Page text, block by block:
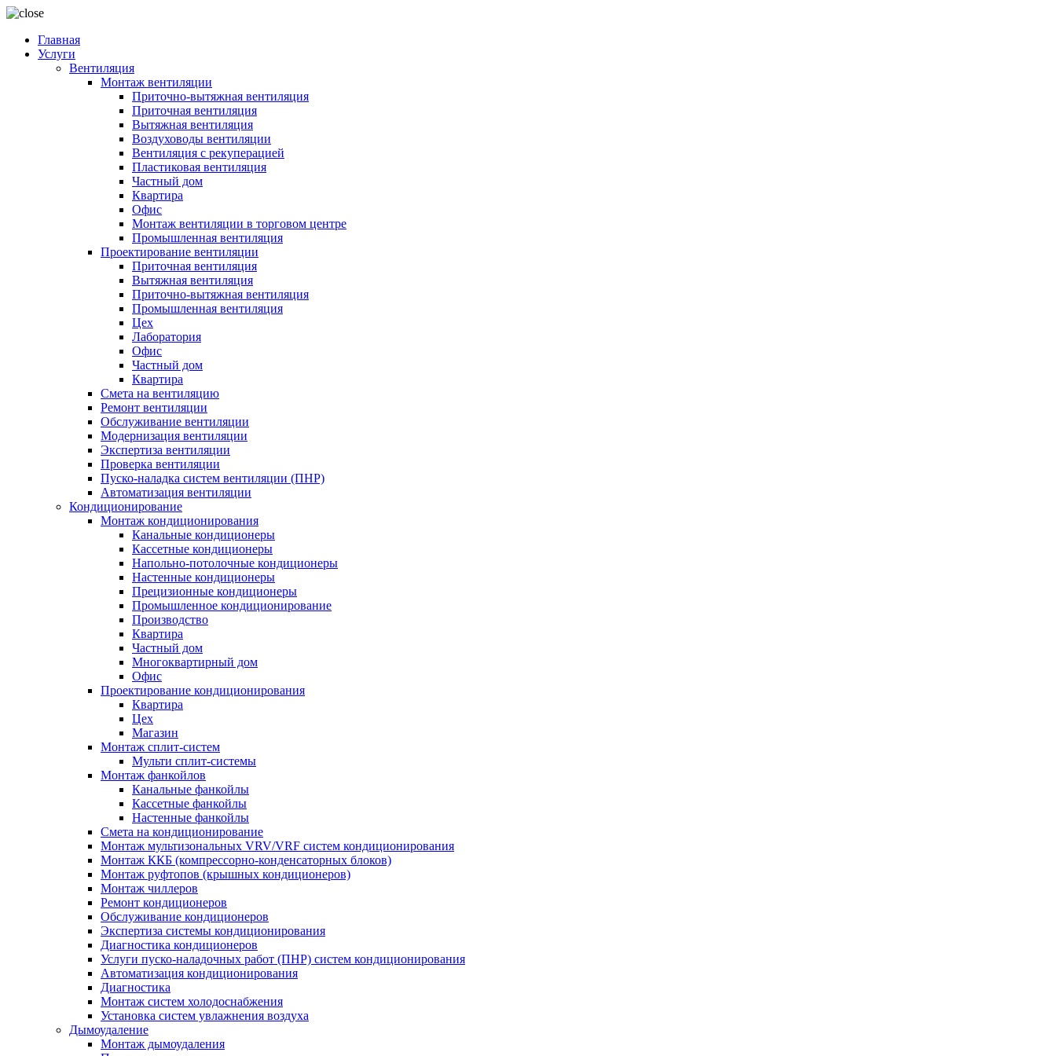
Главная
Услуги
Вентиляция
Монтаж вентиляции
Приточно-вытяжная вентиляция
Приточная вентиляция
Вытяжная вентиляция
Воздуховоды вентиляции
Вентиляция с рекуперацией
Пластиковая вентиляция
Частный дом
Квартира
Офис
Монтаж вентиляции в торговом центре
Промышленная вентиляция
Проектирование вентиляции
Приточная вентиляция
Вытяжная вентиляция
Приточно-вытяжная вентиляция
Промышленная вентиляция
Цех
Лаборатория
Офис
Частный дом
Квартира
Смета на вентиляцию
Ремонт вентиляции
Обслуживание вентиляции
Модернизация вентиляции
Экспертиза вентиляции
Проверка вентиляции
Пуско-наладка систем вентиляции (ПНР)
Автоматизация вентиляции
Кондиционирование
Монтаж кондиционирования
Канальные кондиционеры
Кассетные кондиционеры
Напольно-потолочные кондиционеры
Настенные кондиционеры
Прецизионные кондиционеры
Промышленное кондиционирование
Производство
Квартира
Частный дом
Многоквартирный дом
Офис
Проектирование кондиционирования
Квартира
Цех
Магазин
Монтаж сплит-систем
Мульти сплит-системы
Монтаж фанкойлов
Канальные фанкойлы
Кассетные фанкойлы
Настенные фанкойлы
Смета на кондиционирование
Монтаж мультизональных VRV/VRF систем кондиционирования
Монтаж ККБ (компрессорно-конденсаторных блоков)
Монтаж руфтопов (крышных кондиционеров)
Монтаж чиллеров
Ремонт кондиционеров
Обслуживание кондиционеров
Экспертиза системы кондиционирования
Диагностика кондиционеров
Услуги пуско-наладочных работ (ПНР) систем кондиционирования
Автоматизация кондиционирования
Диагностика
Монтаж систем холодоснабжения
Установка систем увлажнения воздуха
Дымоудаление
Монтаж дымоудаления